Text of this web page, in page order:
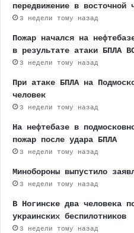
передвижение в восточной
3 недели тому назад
Пожар начался на
в результате атаки БПЛА
3 недели тому назад
При атаке БПЛА на
человек
3 недели тому назад
На нефтебазе в
пожар после удара БПЛА
3 недели тому назад
Минобороны выпустило
3 недели тому назад
В Ногинске два человека
украинских беспилотников
3 недели тому назад